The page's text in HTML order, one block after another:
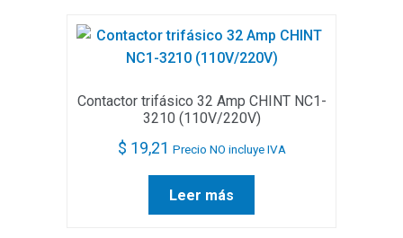
Contactor trifásico 32 Amp CHINT NC1-
3210 (110V/220V)
$ 19,21 Precio NO incluye IVA
Leer más